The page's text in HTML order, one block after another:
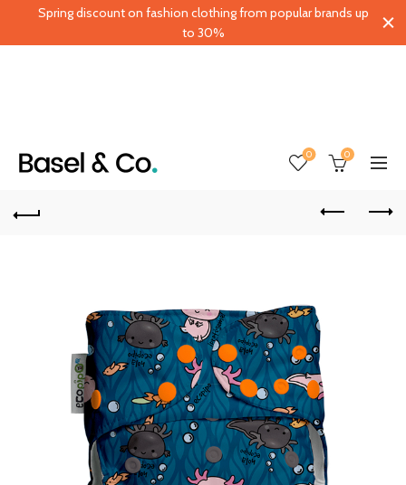
0 0
Spring discount on fashion clothing from popular brands up
to 30%